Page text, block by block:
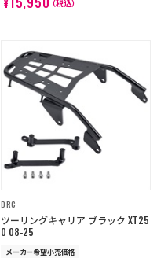
（税込）
DRC
ツーリングキャリア ブラック XT25
0 08-25
メーカー希望小売価格